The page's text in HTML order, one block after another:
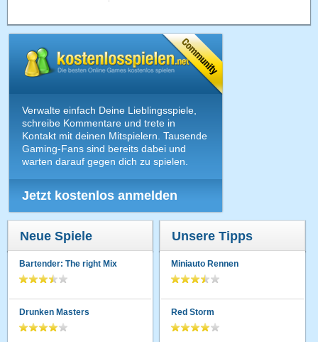
Verwalte einfach Deine Lieblingsspiele,
schreibe Kommentare und trete in
Kontakt mit deinen Mitspielern. Tausende
Gaming-Fans sind bereits dabei und
warten darauf gegen dich zu spielen.
Jetzt kostenlos anmelden
Neue Spiele
Bartender: The right Mix
Drunken Masters
Unsere Tipps
Miniauto Rennen
Red Storm